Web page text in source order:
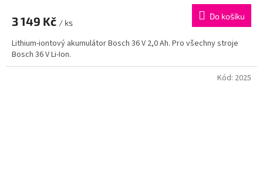
je
z
5
hvězdiček.
3 149 Kč / ks
Do košíku
Lithium-iontový akumulátor Bosch 36 V 2,0 Ah. Pro všechny stroje
Bosch 36 V Li-Ion.
Kód: 2025